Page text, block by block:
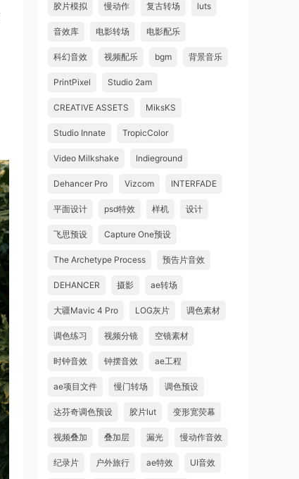
胶片模拟 慢动作 复古转场 luts
音效库 电影转场 电影配乐
科幻音效 视频配乐 bgm 背景音乐
PrintPixel Studio 2am
CREATIVE ASSETS MiksKS
Studio Innate TropicColor
Video Milkshake Indieground
Dehancer Pro Vizcom INTERFADE
平面设计 psd特效 样机 设计
飞思预设 Capture One预设
The Archetype Process 预告片音效
DEHANCER 摄影 ae转场
大疆Mavic 4 Pro LOG灰片 调色素材
调色练习 视频分镜 空镜素材
时钟音效 钟摆音效 ae工程
ae项目文件 慢门转场 调色预设
达芬奇调色预设 胶片lut 变形宽荧幕
视频叠加 叠加层 漏光 慢动作音效
纪录片 户外旅行 ae特效 UI音效